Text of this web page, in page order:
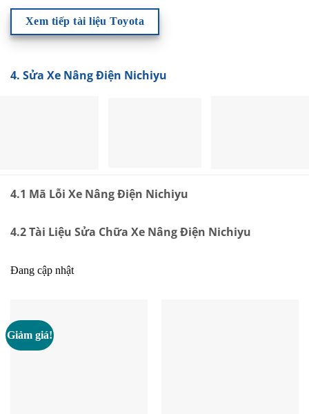
Xem tiếp tài liệu Toyota
4. Sửa Xe Nâng Điện Nichiyu
4.1 Mã Lỗi Xe Nâng Điện Nichiyu
4.2 Tài Liệu Sửa Chữa Xe Nâng Điện Nichiyu
Đang cập nhật
Giảm giá!